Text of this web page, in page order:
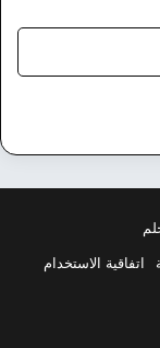
اتفاقية الاستخدام